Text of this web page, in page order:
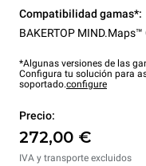
Compatibilidad gamas*:
BAKERTOP MIND.Maps™
*Algunas versiones de las
Configura tu solución para
soportado.configure
Precio:
272,00 €
IVA y transporte excluidos